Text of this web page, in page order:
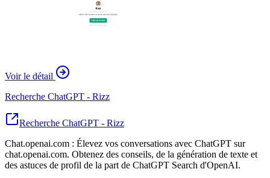
Voir le détail
Recherche ChatGPT - Rizz
Recherche ChatGPT - Rizz
Chat.openai.com : Élevez vos conversations avec ChatGPT sur
chat.openai.com. Obtenez des conseils, de la génération de texte et
des astuces de profil de la part de ChatGPT Search d'OpenAI.